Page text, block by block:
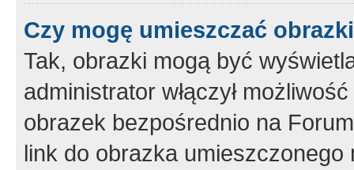
Czy mogę umieszczać
Tak, obrazki mogą być
administrator włączył
obrazek bezpośrednio na
link do obrazka